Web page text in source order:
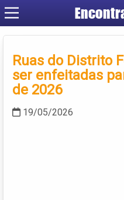
Ruas do Distrito
ser enfeitadas
de 2026
19/05/2026